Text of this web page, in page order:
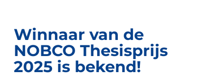
Winnaar van de
NOBCO Thesisprijs
2025 is bekend!